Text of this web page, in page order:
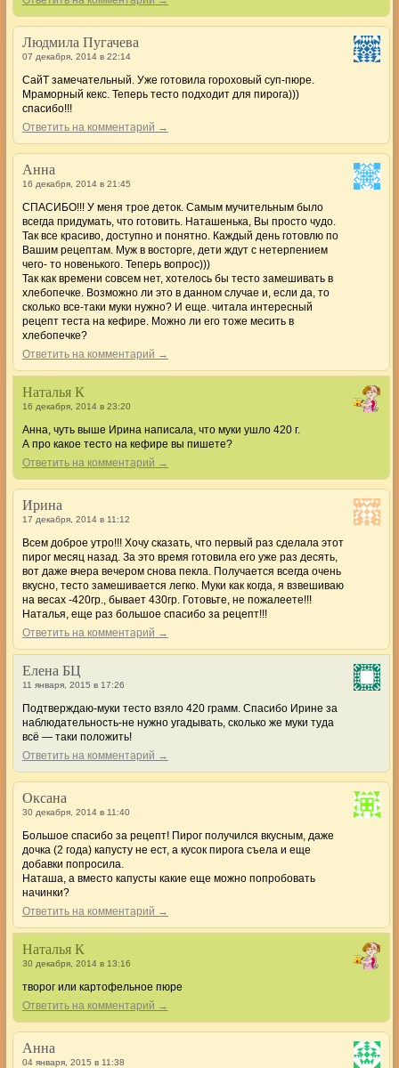
Людмила Пугачева
07 декабря, 2014 в 22:14
СайТ замечательный. Уже готовила гороховый суп-пюре.
Мраморный кекс. Теперь тесто подходит для пирога)))
спасибо!!!
Ответить на комментарий →
Анна
16 декабря, 2014 в 21:45
СПАСИБО!!! У меня трое деток. Самым мучительным было
всегда придумать, что готовить. Наташенька, Вы просто чудо.
Так все красиво, доступно и понятно. Каждый день готовлю по
Вашим рецептам. Муж в восторге, дети ждут с нетерпением
чего- то новенького. Теперь вопрос)))
Так как времени совсем нет, хотелось бы тесто замешивать в
хлебопечке. Возможно ли это в данном случае и, если да, то
сколько все-таки муки нужно? И еще. читала интересный
рецепт теста на кефире. Можно ли его тоже месить в
хлебопечке?
Ответить на комментарий →
Наталья К
16 декабря, 2014 в 23:20
Анна, чуть выше Ирина написала, что муки ушло 420 г.
А про какое тесто на кефире вы пишете?
Ответить на комментарий →
Ирина
17 декабря, 2014 в 11:12
Всем доброе утро!!! Хочу сказать, что первый раз сделала этот
пирог месяц назад. За это время готовила его уже раз десять,
вот даже вчера вечером снова пекла. Получается всегда очень
вкусно, тесто замешивается легко. Муки как когда, я взвешиваю
на весах -420гр., бывает 430гр. Готовьте, не пожалеете!!!
Наталья, еще раз большое спасибо за рецепт!!!
Ответить на комментарий →
Елена БЦ
11 января, 2015 в 17:26
Подтверждаю-муки тесто взяло 420 грамм. Спасибо Ирине за
наблюдательность-не нужно угадывать, сколько же муки туда
всё — таки положить!
Ответить на комментарий →
Оксана
30 декабря, 2014 в 11:40
Большое спасибо за рецепт! Пирог получился вкусным, даже
дочка (2 года) капусту не ест, а кусок пирога съела и еще
добавки попросила.
Наташа, а вместо капусты какие еще можно попробовать
начинки?
Ответить на комментарий →
Наталья К
30 декабря, 2014 в 13:16
творог или картофельное пюре
Ответить на комментарий →
Анна
04 января, 2015 в 11:38